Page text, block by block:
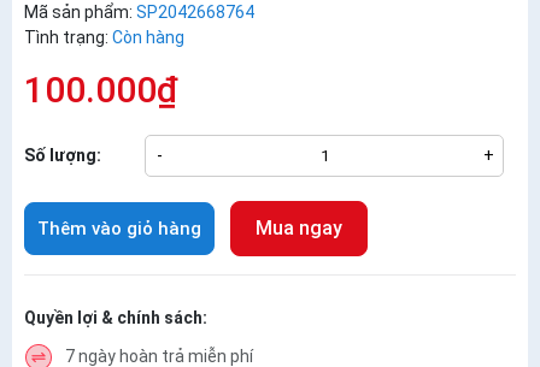
Mã sản phẩm: SP2042668764
Tình trạng: Còn hàng
100.000₫
Số lượng: - +
Thêm vào giỏ hàng Mua ngay
Quyền lợi & chính sách:
7 ngày hoàn trả miễn phí